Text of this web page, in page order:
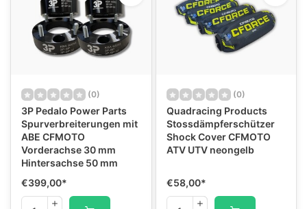
(0)
3P Pedalo Power Parts
Spurverbreiterungen mit
ABE CFMOTO
Vorderachse 30 mm
Hintersachse 50 mm
€399,00*
(0)
Quadracing Products
Stossdämpferschützer
Shock Cover CFMOTO
ATV UTV neongelb
€58,00*